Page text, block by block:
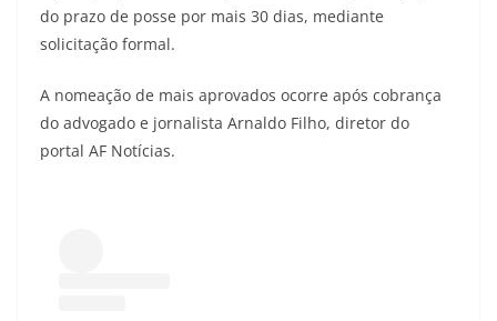
do prazo de posse por mais 30 dias, mediante
solicitação formal.
A nomeação de mais aprovados ocorre após cobrança
do advogado e jornalista Arnaldo Filho, diretor do
portal AF Notícias.